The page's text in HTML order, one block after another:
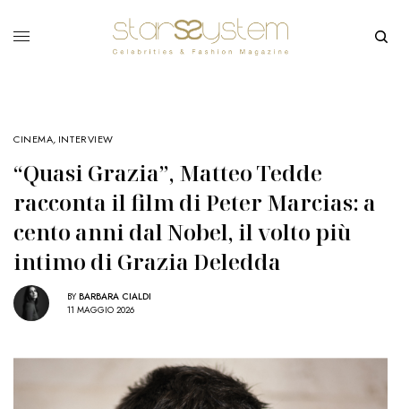
CINEMA, INTERVIEW
“Quasi Grazia”, Matteo Tedde
racconta il film di Peter Marcias: a
cento anni dal Nobel, il volto più
intimo di Grazia Deledda
BY BARBARA CIALDI
11 MAGGIO 2026